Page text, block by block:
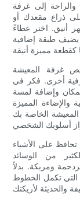
والراحة إلى غرفة
ذراع مقعدك أو
أنيق. اختر غطاءً
طبقة إضافية
غرفة المعيشة
أخرى. فكر في
وإضافة لمسة
والإضاءة المميزة
الخاصة بك
تحافظ على الأشياء
من الوسائد
ومربكة. بدلاً
التي تكمل الخطوط